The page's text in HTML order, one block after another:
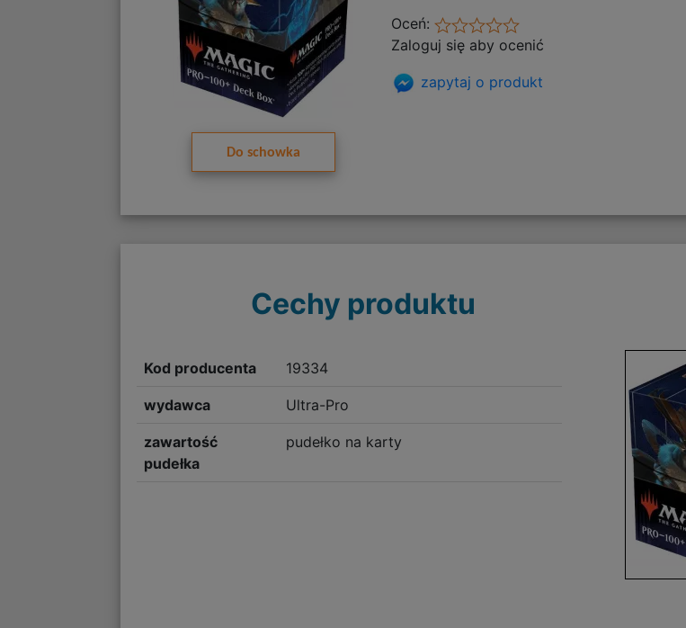
Do schowka
Oceń:
Zaloguj się aby ocenić
zapytaj o produkt
Cechy produktu
Kod producenta 19334
wydawca Ultra-Pro
zawartość
pudełka
pudełko na karty